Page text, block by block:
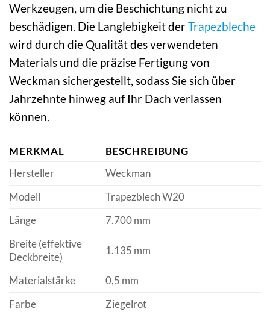
Werkzeugen, um die Beschichtung nicht zu
beschädigen. Die Langlebigkeit derTrapezbleche
wird durch die Qualität des verwendeten
Materials und die präzise Fertigung von
Weckman sichergestellt, sodass Sie sich über
Jahrzehnte hinweg auf Ihr Dach verlassen
können.
MERKMAL
BESCHREIBUNG
Hersteller
Weckman
Modell
Trapezblech W20
Länge
7.700 mm
Breite (effektive
Deckbreite)
1.135 mm
Materialstärke
0,5 mm
Farbe
Ziegelrot